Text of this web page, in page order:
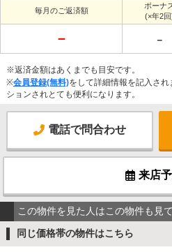
毎月のご返済額
ボーナ
(×年2回
－ －
※返済金額はあくまでも目安です。
※会員登録(無料)をして詳細情報を記入さ
ションされとても便利になります。
電話で問合わせ
来店
この物件を見た人はこの物件も見
同じ価格帯の物件はこちら